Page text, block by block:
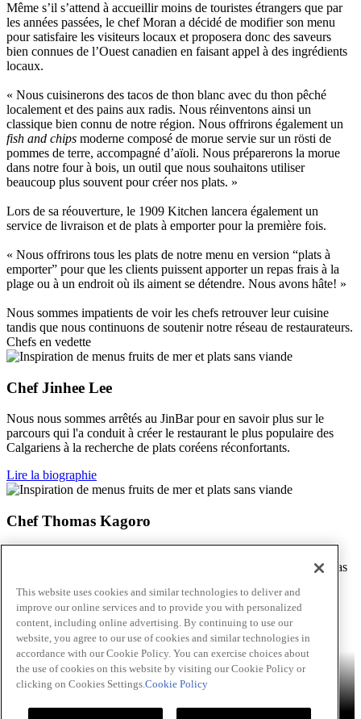
Même s’il s’attend à accueillir moins de touristes étrangers que par
les années passées, le chef Moran a décidé de modifier son menu
pour satisfaire les visiteurs locaux et proposera donc des saveurs
bien connues de l’Ouest canadien en faisant appel à des ingrédients
locaux.
« Nous cuisinerons des tacos de thon blanc avec du thon pêché
localement et des pains aux radis. Nous réinventons ainsi un
classique bien connu de notre région. Nous offrirons également un
fish and chips moderne composé de morue servie sur un rösti de
pommes de terre, accompagné d’aïoli. Nous préparerons la morue
dans notre four à bois, un outil que nous souhaitons utiliser
beaucoup plus souvent pour créer nos plats. »
Lors de sa réouverture, le 1909 Kitchen lancera également un
service de livraison et de plats à emporter pour la première fois.
« Nous offrirons tous les plats de notre menu en version “plats à
emporter” pour que les clients puissent apporter un repas frais à la
plage ou à un endroit où ils aiment se détendre. Nous avons hâte! »
Nous sommes impatients de voir les chefs retrouver leur cuisine
tandis que nous continuons de soutenir notre réseau de restaurateurs.
Chefs en vedette
Chef Jinhee Lee
Nous nous sommes arrêtés au JinBar pour en savoir plus sur le
parcours qui l'a conduit à créer le restaurant le plus populaire des
Calgariens à la recherche de plats coréens réconfortants.
Lire la biographie
Chef Thomas Kagoro
restauration avant de joindre les rangs du Chakalaka, un bar à tapas
Lire la biographie
Passer au contenu principal(Skip)
Produits Billy Bee® Cattlemen's® Club House® About Franks®
RedHot®
Kitchen® Échanges Culinaires
This website uses cookies and similar technologies to deliver and
improve our online services and to provide you with personalized
content, including online advertising. By continuing to use our
website, you agree to our use of cookies and similar technologies in
accordance with our Cookie Policy. You can exercise choices about
the use of cookies on this website by visiting our Cookie Policy or
clicking on Cookies Settings. Cookie Policy